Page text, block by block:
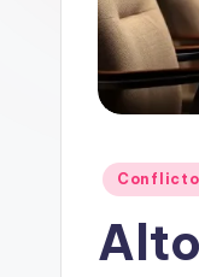
Publicado